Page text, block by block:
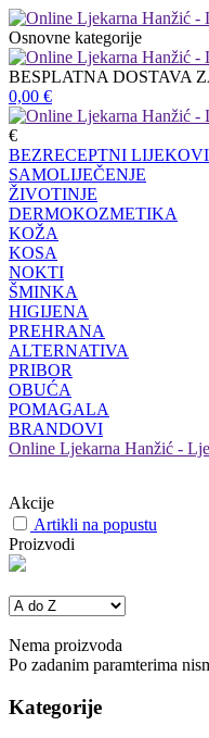
Osnovne kategorije
BESPLATNA DOSTAVA
0,00 €
€
BEZRECEPTNI LIJEKOVI
SAMOLIJEČENJE
ŽIVOTINJE
DERMOKOZMETIKA
KOŽA
KOSA
NOKTI
ŠMINKA
HIGIJENA
PREHRANA
ALTERNATIVA
PRIBOR
OBUĆA
POMAGALA
BRANDOVI
Online Ljekarna Hanžić -
Akcije
Artikli na popustu
Proizvodi
Nema proizvoda
Po zadanim paramterima
Kategorije